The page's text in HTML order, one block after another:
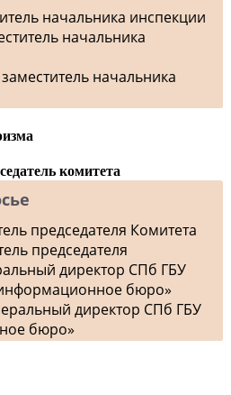
начальника инспекции
начальника
начальника
комитета
председателя Комитета
председателя
директор СПб ГБУ
бюро»
директор СПб ГБУ
бюро»